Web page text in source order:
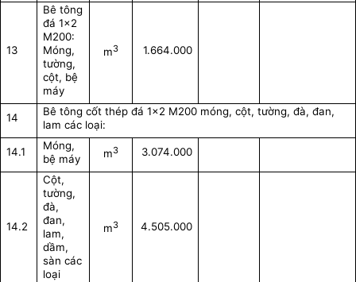
13
Bê tông
đá 1x2
M200:
Móng,
tường,
cột, bệ
máy
m3 1.664.000
14
Bê tông cốt thép đá 1x2 M200 móng, cột, tường, đà, đan,
lam các loại:
14.1
Móng,
bệ máy
m3 3.074.000
14.2
Cột,
tường,
đà,
đan,
lam,
dầm,
sàn các
loại
m3 4.505.000